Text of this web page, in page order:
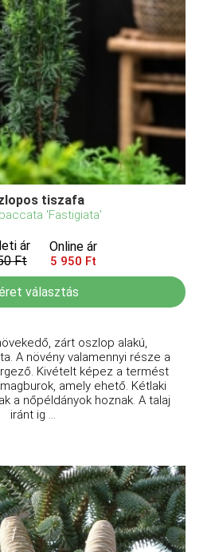
tiszafa
'Fastigiata'
ár
Ft
Online ár
5 950 Ft
választás
zárt oszlop alakú,
A növény valamennyi része a
Kivételt képez a termést
amely ehető. Kétlaki
a nőpéldányok hoznak. A talaj
iránt ig ...